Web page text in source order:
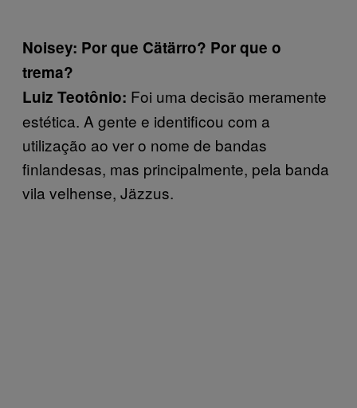
Noisey: Por que Cätärro? Por que o
trema?
Luiz Teotônio: Foi uma decisão meramente
estética. A gente e identificou com a
utilização ao ver o nome de bandas
finlandesas, mas principalmente, pela banda
vila velhense, Jäzzus.